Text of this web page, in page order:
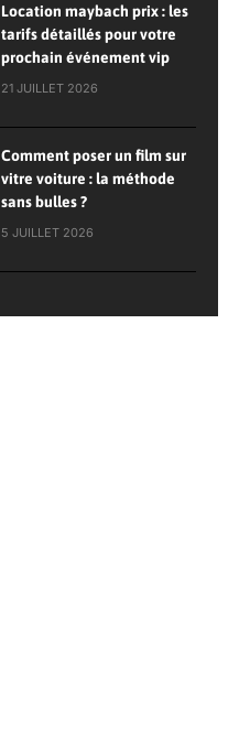
Location maybach prix : les
tarifs détaillés pour votre
prochain événement vip
21 JUILLET 2026
Comment poser un film sur
vitre voiture : la méthode
sans bulles ?
5 JUILLET 2026